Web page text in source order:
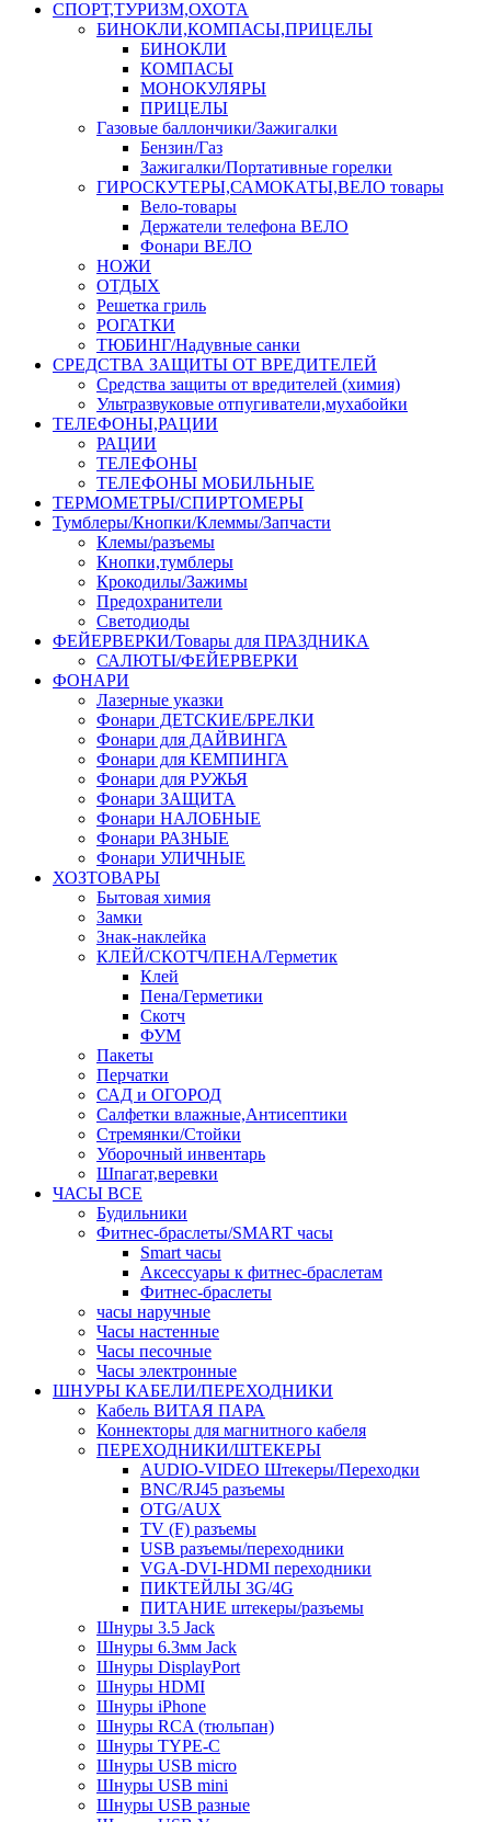
СПОРТ,ТУРИЗМ,ОХОТА
БИНОКЛИ,КОМПАСЫ,ПРИЦЕЛЫ
БИНОКЛИ
КОМПАСЫ
МОНОКУЛЯРЫ
ПРИЦЕЛЫ
Газовые баллончики/Зажигалки
Бензин/Газ
Зажигалки/Портативные горелки
ГИРОСКУТЕРЫ,САМОКАТЫ,ВЕЛО товары
Вело-товары
Держатели телефона ВЕЛО
Фонари ВЕЛО
НОЖИ
ОТДЫХ
Решетка гриль
РОГАТКИ
ТЮБИНГ/Надувные санки
СРЕДСТВА ЗАЩИТЫ ОТ ВРЕДИТЕЛЕЙ
Средства защиты от вредителей (химия)
Ультразвуковые отпугиватели,мухабойки
ТЕЛЕФОНЫ,РАЦИИ
РАЦИИ
ТЕЛЕФОНЫ
ТЕЛЕФОНЫ МОБИЛЬНЫЕ
ТЕРМОМЕТРЫ/СПИРТОМЕРЫ
Тумблеры/Кнопки/Клеммы/Запчасти
Клемы/разъемы
Кнопки,тумблеры
Крокодилы/Зажимы
Предохранители
Светодиоды
ФЕЙЕРВЕРКИ/Товары для ПРАЗДНИКА
САЛЮТЫ/ФЕЙЕРВЕРКИ
ФОНАРИ
Лазерные указки
Фонари ДЕТСКИЕ/БРЕЛКИ
Фонари для ДАЙВИНГА
Фонари для КЕМПИНГА
Фонари для РУЖЬЯ
Фонари ЗАЩИТА
Фонари НАЛОБНЫЕ
Фонари РАЗНЫЕ
Фонари УЛИЧНЫЕ
ХОЗТОВАРЫ
Бытовая химия
Замки
Знак-наклейка
КЛЕЙ/СКОТЧ/ПЕНА/Герметик
Клей
Пена/Герметики
Скотч
ФУМ
Пакеты
Перчатки
САД и ОГОРОД
Салфетки влажные,Антисептики
Стремянки/Стойки
Уборочный инвентарь
Шпагат,веревки
ЧАСЫ ВСЕ
Будильники
Фитнес-браслеты/SMART часы
Smart часы
Аксессуары к фитнес-браслетам
Фитнес-браслеты
часы наручные
Часы настенные
Часы песочные
Часы электронные
ШНУРЫ КАБЕЛИ/ПЕРЕХОДНИКИ
Кабель ВИТАЯ ПАРА
Коннекторы для магнитного кабеля
ПЕРЕХОДНИКИ/ШТЕКЕРЫ
AUDIO-VIDEO Штекеры/Переходки
BNC/RJ45 разъемы
OTG/AUX
TV (F) разъемы
USB разъемы/переходники
VGA-DVI-HDMI переходники
ПИКТЕЙЛЫ 3G/4G
ПИТАНИЕ штекеры/разъемы
Шнуры 3.5 Jack
Шнуры 6.3мм Jack
Шнуры DisplayPort
Шнуры HDMI
Шнуры iPhone
Шнуры RCA (тюльпан)
Шнуры TYPE-C
Шнуры USB micro
Шнуры USB mini
Шнуры USB разные